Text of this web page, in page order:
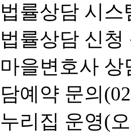
법률상담 시
법률상담 신청
마을변호사 상
담예약 문의
누리집 운영(